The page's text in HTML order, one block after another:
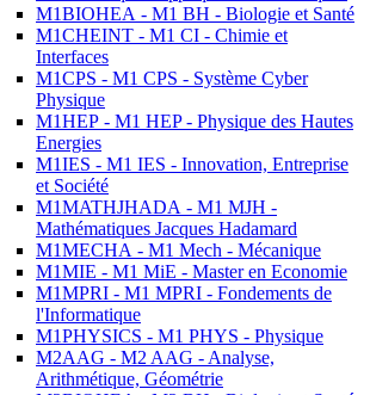
M1BIOHEA - M1 BH - Biologie et Santé
M1CHEINT - M1 CI - Chimie et
Interfaces
M1CPS - M1 CPS - Système Cyber
Physique
M1HEP - M1 HEP - Physique des Hautes
Energies
M1IES - M1 IES - Innovation, Entreprise
et Société
M1MATHJHADA - M1 MJH -
Mathématiques Jacques Hadamard
M1MECHA - M1 Mech - Mécanique
M1MIE - M1 MiE - Master en Economie
M1MPRI - M1 MPRI - Fondements de
l'Informatique
M1PHYSICS - M1 PHYS - Physique
M2AAG - M2 AAG - Analyse,
Arithmétique, Géométrie